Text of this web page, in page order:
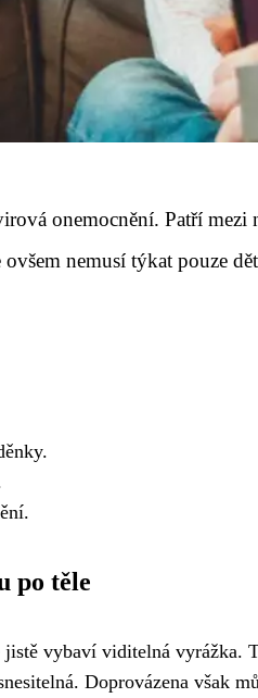
onemocnění. Patří mezi
nemusí týkat pouze
po těle
jistě vybaví viditelná vyrážka.
Doprovázena však